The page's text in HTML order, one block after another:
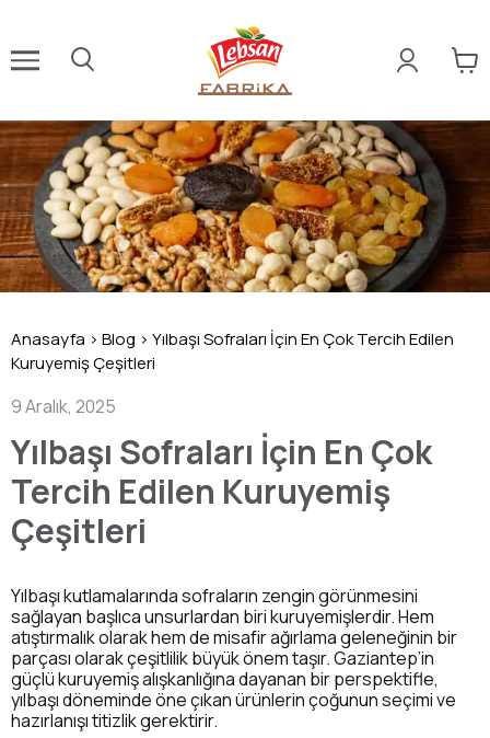
Anasayfa > Blog > Yılbaşı Sofraları İçin En Çok Tercih Edilen
Kuruyemiş Çeşitleri
9 Aralık, 2025
Yılbaşı Sofraları İçin En Çok
Tercih Edilen Kuruyemiş
Çeşitleri
Yılbaşı kutlamalarında sofraların zengin görünmesini
sağlayan başlıca unsurlardan biri kuruyemişlerdir. Hem
atıştırmalık olarak hem de misafir ağırlama geleneğinin bir
parçası olarak çeşitlilik büyük önem taşır. Gaziantep’in
güçlü kuruyemiş alışkanlığına dayanan bir perspektifle,
yılbaşı döneminde öne çıkan ürünlerin çoğunun seçimi ve
hazırlanışı titizlik gerektirir.